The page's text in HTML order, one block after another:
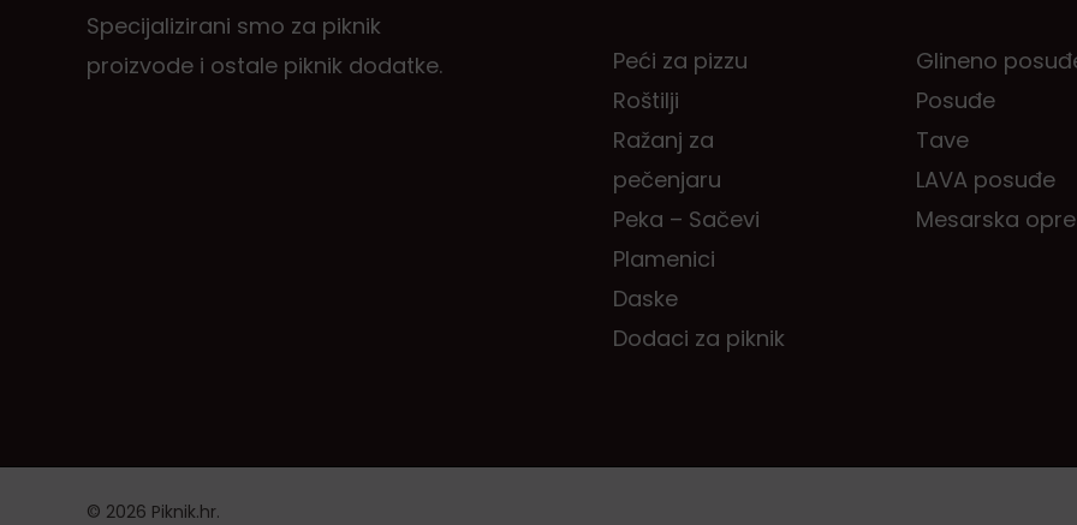
Specijalizirani smo za piknik
proizvode i ostale piknik dodatke.
Peći za pizzu
Roštilji
Ražanj za
pečenjaru
Peka – Sačevi
Plamenici
Daske
Dodaci za piknik
Glineno
Posuđe
Tave
LAVA posuđe
Mesarska
© 2026 Piknik.hr.